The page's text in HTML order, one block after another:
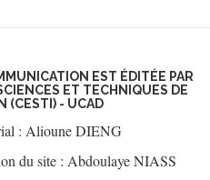
EST ÉDITÉE PAR
ET TECHNIQUES DE
(CESTI) - UCAD
: Alioune DIENG
du site : Abdoulaye NIASS